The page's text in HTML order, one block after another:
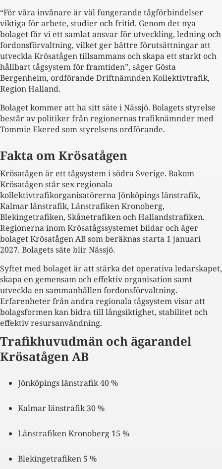
“För våra invånare är väl fungerande tågförbindelser
viktiga för arbete, studier och fritid. Genom det nya
bolaget får vi ett samlat ansvar för utveckling, ledning och
fordonsförvaltning, vilket ger bättre förutsättningar att
utveckla Krösatågen tillsammans och skapa ett starkt och
hållbart tågsystem för framtiden”, säger Gösta
Bergenheim, ordförande Driftnämnden Kollektivtrafik,
Region Halland.
Bolaget kommer att ha sitt säte i Nässjö. Bolagets styrelse
består av politiker från regionernas trafiknämnder med
Tommie Ekered som styrelsens ordförande.
Fakta om Krösatågen
Krösatågen är ett tågsystem i södra Sverige. Bakom
Krösatågen står sex regionala
kollektivtrafikorganisatörerna Jönköpings länstrafik,
Kalmar länstrafik, Länstrafiken Kronoberg,
Blekingetrafiken, Skånetrafiken och Hallandstrafiken.
Regionerna inom Krösatågssystemet bildar och äger
bolaget Krösatågen AB som beräknas starta 1 januari
2027. Bolagets säte blir Nässjö.
Syftet med bolaget är att stärka det operativa ledarskapet,
skapa en gemensam och effektiv organisation samt
utveckla en sammanhållen fordonsförvaltning.
Erfarenheter från andra regionala tågsystem visar att
bolagsformen kan bidra till långsiktighet, stabilitet och
effektiv resursanvändning.
Trafikhuvudmän och ägarandel
Krösatågen AB
Jönköpings länstrafik 40 %
Kalmar länstrafik 30 %
Länstrafiken Kronoberg 15 %
Blekingetrafiken 5 %